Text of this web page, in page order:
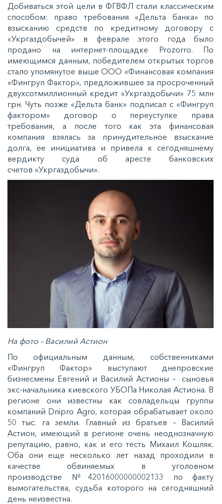
Добиваться этой цели в ФГВФЛ стали классическим
способом: право требования «Дельта банка» по
взысканию средств по кредитному договору с
«Укргаздобычей» в феврале этого года было
продано на интернет-площадке Prozorro. По
имеющимся данным, победителем открытых торгов
стало упомянутое выше ООО «Финансовая компания
«Фингруп Фактор», предложившее за просроченный
двухсотмиллионный кредит «Укргаздобычи» 75 млн
грн. Чуть позже «Дельта банк» подписал с «Фингруп
фактором» договор о переуступке права
требования, а после того как эта финансовая
компания взялась за принудительное взыскание
долга, ее инициатива и привела к сегодняшнему
вердикту суда об аресте банковских
счетов «Укргаздобычи».
На фото – Василий Астион
По официальным данным, собственниками
«Фингруп Фактор» выступают днепровские
бизнесмены Евгений и Василий Астионы – сыновья
экс-начальника киевского УБОПа Николая Астиона. В
регионе они известны как совладельцы группы
компаний Dnipro Agro, которая обрабатывает около
50 тыс. га земли. Главный из братьев – Василий
Астион, имеющий в регионе очень неоднозначную
репутацию, равно, как и его тесть Михаил Кошляк.
Оба они еще несколько лет назад проходили в
качестве обвиняемых в уголовном
производстве №42016000000002133 по факту
вымогательства, судьба которого на сегодняшний
день неизвестна.